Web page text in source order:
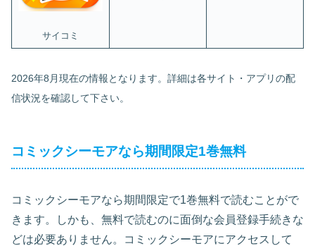
サイコミ
2026年8月現在の情報となります。詳細は各サイト・アプリの配
信状況を確認して下さい。
コミックシーモアなら期間限定1巻無料
コミックシーモアなら期間限定で1巻無料で読むことがで
きます。しかも、無料で読むのに面倒な会員登録手続きな
どは必要ありません。コミックシーモアにアクセスして